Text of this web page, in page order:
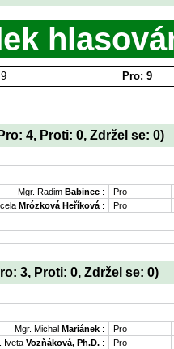
Pro: 9
4, Proti: 0, Zdržel se: 0)
Mgr. Radim Babinec : Pro
Mrózková Heříková : Pro
3, Proti: 0, Zdržel se: 0)
Mgr. Michal Mariánek :
Pro
Iveta Vozňáková, Ph.D. : Pro